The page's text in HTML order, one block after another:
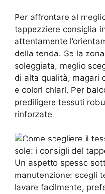
Per affrontare al
tappezziere consiglia
attentamente
della tenda. Se la
soleggiata, meglio
di alta qualità, magari
e colori chiari. Per
prediligere tessuti
rinforzate.
Un aspetto spesso
manutenzione: scegli
lavare facilmente,